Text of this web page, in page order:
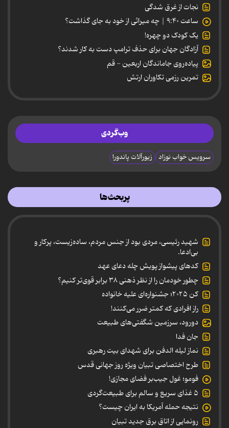
نجات از غرق شدگی
ساعت ۹:۴۰ | چه میراثی از خود به جای گذاشت؟
یک کودک دو چهره!
آزادگان جهان برای حذف ترامپ دست به کار شدند؟
پیاده‌روی جاماندگان اربعین - قم
تمرین رزمی تکاوران ارتش
وب‌گردی
سرویس خواب نوزاد زیورآلات پاندورا
پربحث‌ها
شهید رئیسی، مردی بود از جنس مردم، ساده‌زیست، پرکار و
بی‌ادعا.
کدهای پیشواز پویش چله دعای عهد
چطور خودمان را از نظر ذهنی ۳۸ برابر قوی‌تر کنیم؟
کن ۲۰۲۵؛ جشنواره‌ای علیه خانواده
راز افرادی که کمتر ضرر می‌کنند!
دورود، سرزمین شگفتی‌های طبیعت
جان فدا
نماز لیله الدفن برای شهدای بیت رهبری
طرح اختصاصی تبیان ویژه روز جهانی قدس
فومو؛ غول جیب‌بر فضای مجازی!
۵ غذای سریع و سالم برای طبیعت‌گردی
نتیجه حمله آمریکا به ایران چیست؟
رونمایی از اتاق برق جدید تبیان